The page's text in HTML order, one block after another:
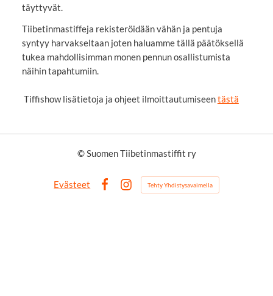
täyttyvät.
Tiibetinmastiffeja rekisteröidään vähän ja pentuja
syntyy harvakseltaan joten haluamme tällä päätöksellä
tukea mahdollisimman monen pennun osallistumista
näihin tapahtumiin.
Tiffishow lisätietoja ja ohjeet ilmoittautumiseentästä
©Suomen Tiibetinmastiffit ry
Evästeet
FacebookInstagram
Tehty Yhdistysavaimella